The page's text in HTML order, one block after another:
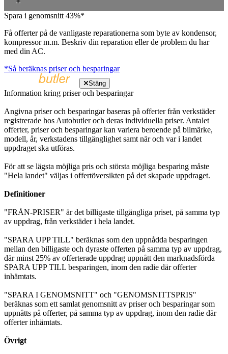
Spara i genomsnitt 43%*
Få offerter på de vanligaste reparationerna som byte av kondensor,
kompressor m.m. Beskriv din reparation eller de problem du har
med din AC.
*Så beräknas priser och besparingar
Stäng
Information kring priser och besparingar
Angivna priser och besparingar baseras på offerter från verkstäder
registrerade hos Autobutler och deras individuella priser. Antalet
offerter, priser och besparingar kan variera beroende på bilmärke,
modell, år, verkstadens tillgänglighet samt när och var i landet
uppdraget ska utföras.
För att se lägsta möjliga pris och största möjliga besparing måste
"Hela landet" väljas i offertöversikten på det skapade uppdraget.
Definitioner
"FRÅN-PRISER" är det billigaste tillgängliga priset, på samma typ
av uppdrag, från verkstäder i hela landet.
"SPARA UPP TILL" beräknas som den uppnådda besparingen
mellan den billigaste och dyraste offerten på samma typ av uppdrag,
där minst 25% av offerterade uppdrag uppnått den marknadsförda
SPARA UPP TILL besparingen, inom den radie där offerter
inhämtats.
"SPARA I GENOMSNITT" och "GENOMSNITTSPRIS"
beräknas som ett samlat genomsnitt av priser och besparingar som
uppnåtts på offerter, på samma typ av uppdrag, inom den radie där
offerter inhämtats.
Övrigt